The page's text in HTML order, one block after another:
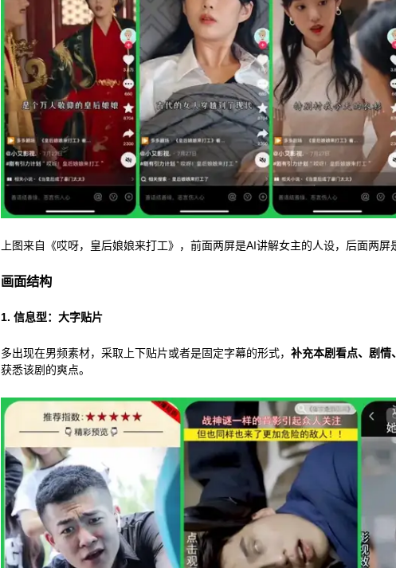
上图来自《哎呀，皇后娘娘来打工》，前面两屏是AI讲解女主的人设，后面两屏
画面结构
1. 信息型：大字贴片
多出现在男频素材，采取上下贴片或者是固定字幕的形式， 补充本剧看点、剧情
获悉该剧的爽点。